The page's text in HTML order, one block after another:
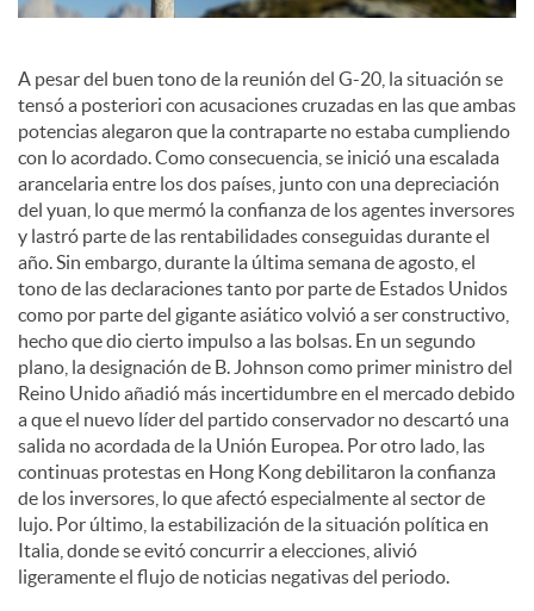
o
n
t
e
n
i
d
A pesar del buen tono de la reunión del G-20, la situación se
tensó a posteriori con acusaciones cruzadas en las que ambas
potencias alegaron que la contraparte no estaba cumpliendo
con lo acordado. Como consecuencia, se inició una escalada
arancelaria entre los dos países, junto con una depreciación
del yuan, lo que mermó la confianza de los agentes inversores
y lastró parte de las rentabilidades conseguidas durante el
año. Sin embargo, durante la última semana de agosto, el
tono de las declaraciones tanto por parte de Estados Unidos
como por parte del gigante asiático volvió a ser constructivo,
hecho que dio cierto impulso a las bolsas. En un segundo
plano, la designación de B. Johnson como primer ministro del
Reino Unido añadió más incertidumbre en el mercado debido
a que el nuevo líder del partido conservador no descartó una
salida no acordada de la Unión Europea. Por otro lado, las
continuas protestas en Hong Kong debilitaron la confianza
de los inversores, lo que afectó especialmente al sector de
lujo. Por último, la estabilización de la situación política en
Italia, donde se evitó concurrir a elecciones, alivió
ligeramente el flujo de noticias negativas del periodo.